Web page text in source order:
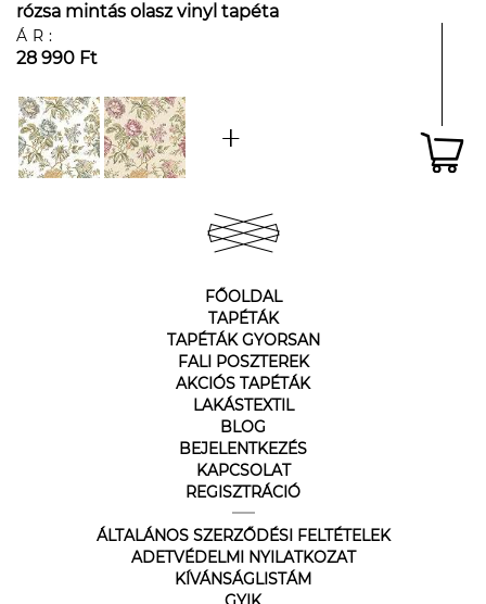
rózsa mintás olasz vinyl tapéta
ÁR:
28 990 Ft
FŐOLDAL
TAPÉTÁK
TAPÉTÁK GYORSAN
FALI POSZTEREK
AKCIÓS TAPÉTÁK
LAKÁSTEXTIL
BLOG
BEJELENTKEZÉS
KAPCSOLAT
REGISZTRÁCIÓ
ÁLTALÁNOS SZERZŐDÉSI FELTÉTELEK
ADETVÉDELMI NYILATKOZAT
KÍVÁNSÁGLISTÁM